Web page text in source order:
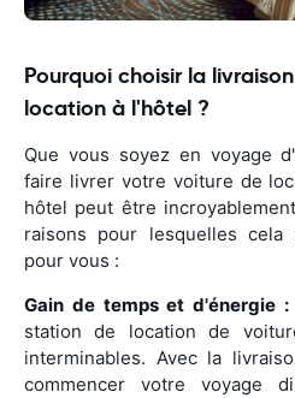
Pourquoi choisir la
location à l'hôtel ?
Que vous soyez en voyage
faire livrer votre voiture de
hôtel peut être
raisons pour lesquelles
pour vous :
Gain de temps et d'énergie :
station de location de
interminables. Avec la
commencer votre voyage